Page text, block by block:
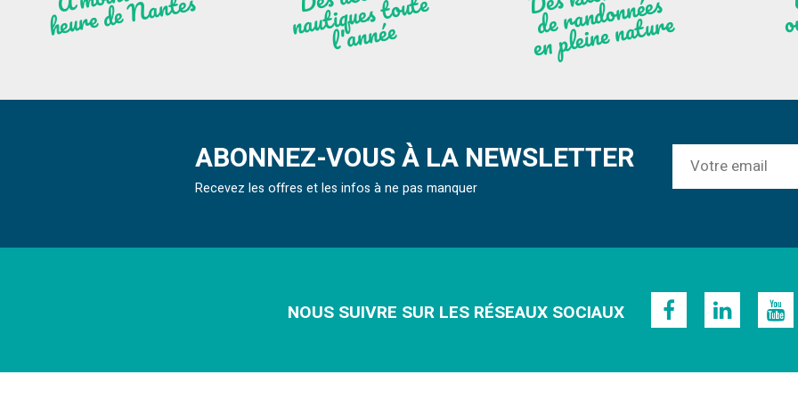
À
ntes ques toute
née nées
re
ABONNEZ-VOUS À LA NEWSLETTER
Recevez les offres et les infos à ne pas manquer
NOUS SUIVRE SUR LES RÉSEAUX SOCIAUX